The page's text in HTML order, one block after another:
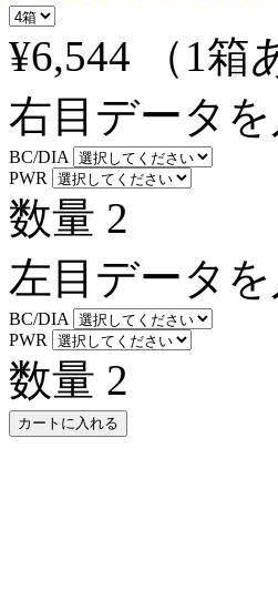
¥6,544
（1箱
右目データを
BC/DIA
PWR
数量 2
左目データを
BC/DIA
PWR
数量 2
カートに入れる